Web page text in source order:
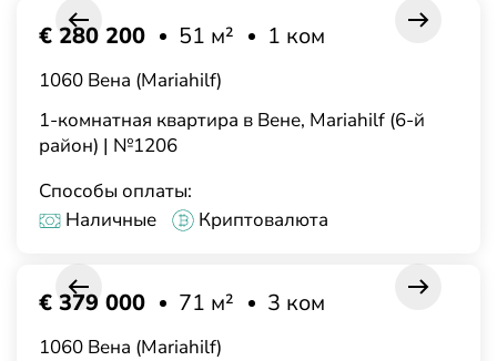
1-комнатная квартира в Вене, Mariahilf (6-й
район) | №1206
€ 280 200 51 м² 1 ком
1060 Вена (Mariahilf)
Способы оплаты:
Наличные
Криптовалюта
€ 379 000 71 м² 3 ком
1060 Вена (Mariahilf)